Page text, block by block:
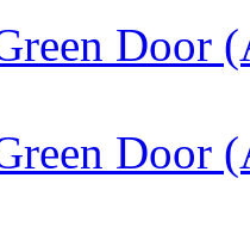
Door
Door